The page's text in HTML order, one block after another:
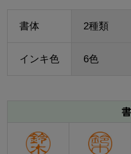
書体 2種類
インキ色 6色